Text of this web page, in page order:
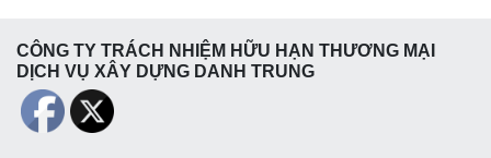
CÔNG TY TRÁCH NHIỆM HỮU HẠN THƯƠNG MẠI
DỊCH VỤ XÂY DỰNG DANH TRUNG